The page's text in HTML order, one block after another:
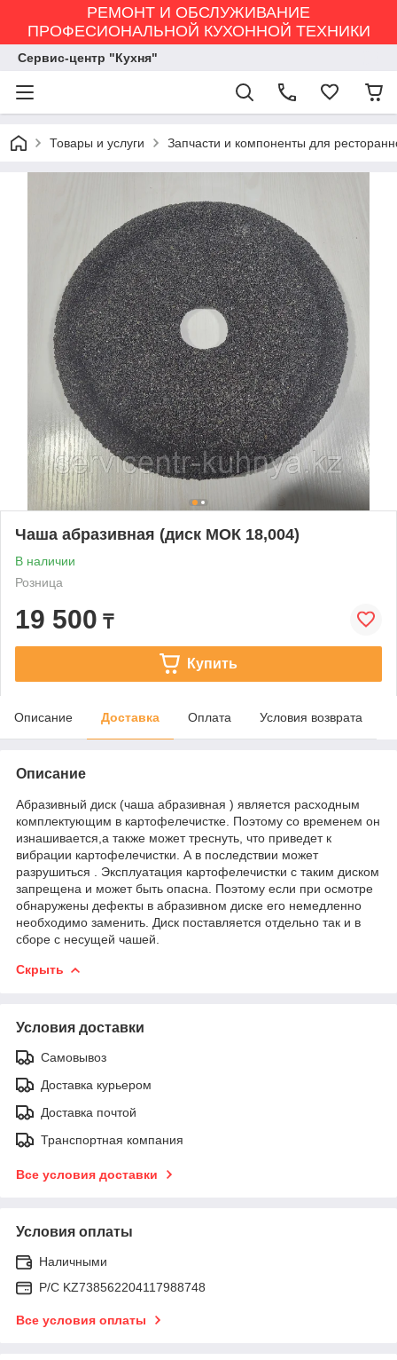
РЕМОНТ И ОБСЛУЖИВАНИЕ
ПРОФЕСИОНАЛЬНОЙ КУХОННОЙ ТЕХНИКИ
Сервис-центр "Кухня"
Товары и услуги Запчасти и компоненты для
Чаша абразивная (диск МОК 18,004)
В наличии
Розница
19 500 ₸
Купить
Описание Доставка Оплата Условия возврата
Описание
Абразивный диск (чаша абразивная ) является расходным
комплектующим в картофелечистке. Поэтому со временем он
изнашивается,а также может треснуть, что приведет к
вибрации картофелечистки. А в последствии может
разрушиться . Эксплуатация картофелечистки с таким диском
запрещена и может быть опасна. Поэтому если при осмотре
обнаружены дефекты в абразивном диске его немедленно
необходимо заменить. Диск поставляется отдельно так и в
сборе с несущей чашей.
Скрыть
Условия доставки
Самовывоз
Доставка курьером
Доставка почтой
Транспортная компания
Все условия доставки
Условия оплаты
Наличными
Р/C KZ738562204117988748
Все условия оплаты